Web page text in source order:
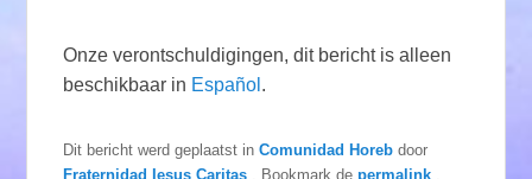
Onze verontschuldigingen, dit bericht is alleen
beschikbaar in Español .
Dit bericht werd geplaatst inComunidad Horeb door
Fraternidad Iesus Caritas
. Bookmark depermalink